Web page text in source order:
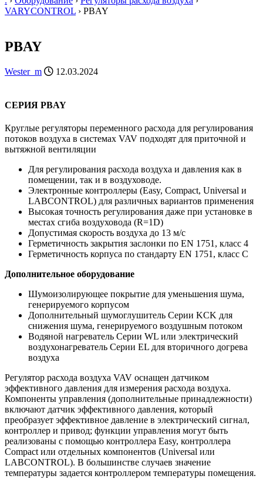
VARYCONTROL › PBAY
PBAY
Wester_m 12.03.2024
СЕРИЯ PBAY
Круглые регуляторы переменного расхода для регулирования
потоков воздуха в системах VAV подходят для приточной и
вытяжной вентиляции
Для регулирования расхода воздуха и давления как в
помещении, так и в воздуховоде.
Электронные контроллеры (Easy, Compact, Universal и
LABCONTROL) для различных вариантов применения
Высокая точность регулирования даже при установке в
местах сгиба воздуховода (R=1D)
Допустимая ​скорость воздуха​ до​ 13 м/с
Герметичность закрытия заслонки по EN 1751, класс 4
Герметичность корпуса по стандарту EN 1751, класс C
Дополнительное оборудование
Шумоизолирующее покрытие для уменьшения шума,
генерируемого корпусом
Дополнительный шумоглушитель Серии KCK для
снижения шума, генерируемого воздушным потоком
Водяной нагреватель Серии WL или электрический
воздухонагреватель Серии EL для вторичного догрева
воздуха
Регулятор расхода воздуха VAV оснащен датчиком
эффективного давления для измерения расхода воздуха.
Компоненты управления (дополнительные принадлежности)
включают датчик эффективного давления, который
преобразует эффективное давление в электрический сигнал,
контроллер и привод; функции управления могут быть
реализованы с помощью контроллера Easy, контроллера
Compact или отдельных компонентов (Universal или
LABCONTROL). В большинстве случаев значение
температуры задается контроллером температуры помещения.